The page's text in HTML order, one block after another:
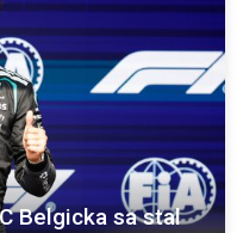
Belgicka sa stal